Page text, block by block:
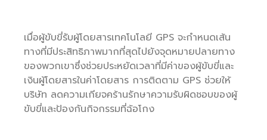
เมื่อผู้ขับขี่รับผู้โดยสารเทคโนโลยี GPS จะกำหนดเส้น
ทางที่มีประสิทธิภาพมากที่สุดไปยังจุดหมายปลายทาง
ของพวกเขาซึ่งช่วยประหยัดเวลาที่มีค่าของผู้ขับขี่และ
เงินผู้โดยสารในค่าโดยสาร การติดตาม GPS ช่วยให้
บริษัท ลดความเกียจคร้านรักษาความรับผิดชอบของผู้
ขับขี่และป้องกันกิจกรรมที่ฉ้อโกง